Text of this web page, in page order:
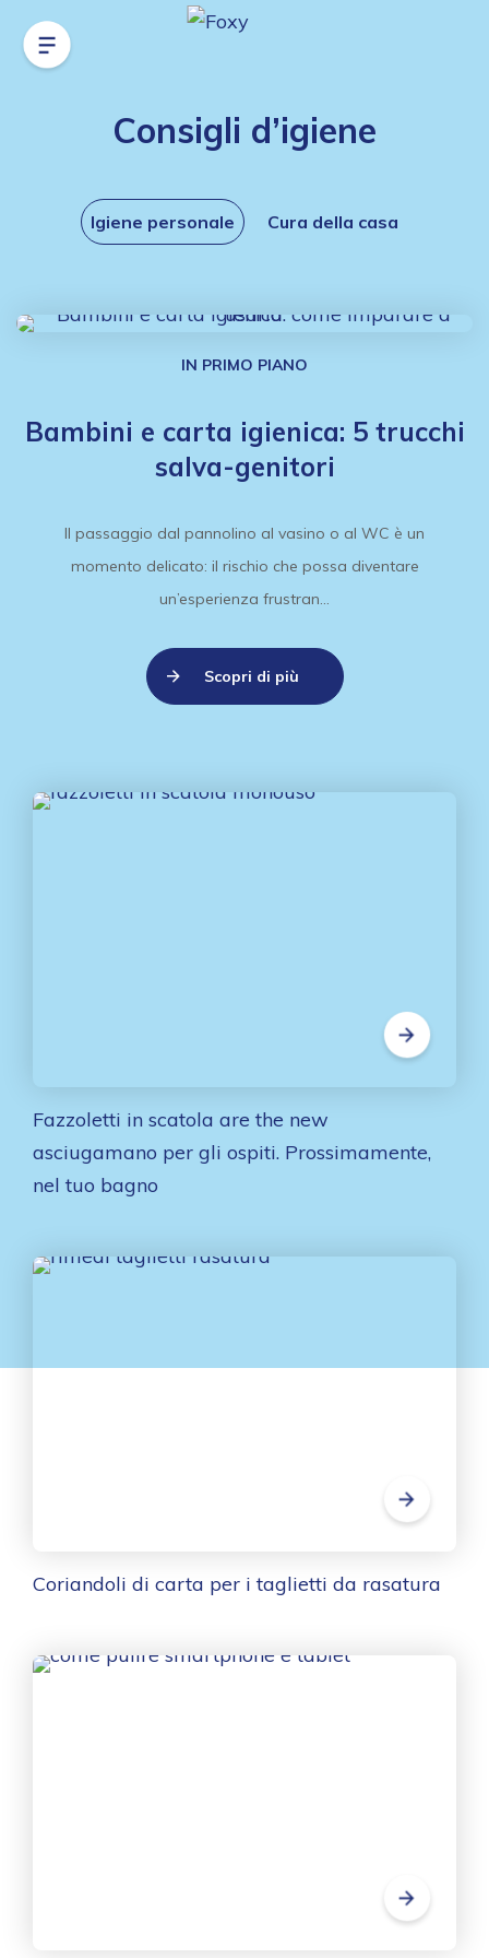
Consigli d’igiene
Igiene personale Cura della casa
IN PRIMO PIANO
Bambini e carta igienica: 5 trucchi
salva-genitori
Il passaggio dal pannolino al vasino o al WC è un
momento delicato: il rischio che possa diventare
un’esperienza frustran...
Scopri di più
Fazzoletti in scatola are the new
asciugamano per gli ospiti. Prossimamente,
nel tuo bagno
Coriandoli di carta per i taglietti da rasatura